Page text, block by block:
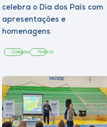
celebra o Dia dos Pais com
apresentações e
homenagens
Colégios Notícia